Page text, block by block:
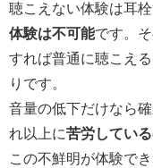
聴こえない体験は耳栓
体験は不可能です。
すれば普通に聴こえ
りです。
音量の低下だけなら
れ以上に苦労してい
この不鮮明が体験で